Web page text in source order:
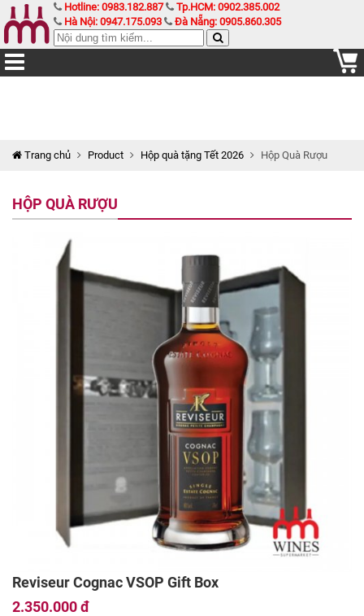
Hotline: 0983.182.887
Tp.HCM: 0902.385.002
Hà Nội: 0947.175.093
Đà Nẵng: 0905.860.305
Trang chủ Product Hộp quà tặng Tết 2026 Hộp Quà Rượu
HỘP QUÀ RƯỢU
Reviseur Cognac VSOP Gift Box
2.350.000 đ